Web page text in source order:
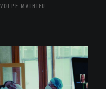
VOLPE MATHIEU